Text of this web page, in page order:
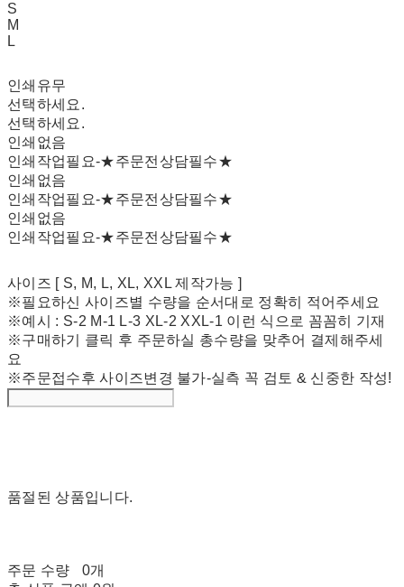
S
M
L
인쇄유무
선택하세요.
선택하세요.
인쇄없음
인쇄작업필요-★주문전상담필수★
인쇄없음
인쇄작업필요-★주문전상담필수★
인쇄없음
인쇄작업필요-★주문전상담필수★
사이즈 [ S, M, L, XL, XXL 제작가능 ]
※필요하신 사이즈별 수량을 순서대로 정확히 적어주세요
※예시 : S-2 M-1 L-3 XL-2 XXL-1 이런 식으로 꼼꼼히 기재
※구매하기 클릭 후 주문하실 총수량을 맞추어 결제해주세
요
※주문접수후 사이즈변경 불가-실측 꼭 검토 & 신중한 작성!
품절된 상품입니다.
주문 수량
0개